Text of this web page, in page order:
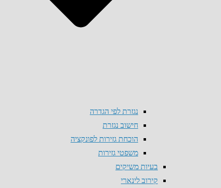
נגזרת לפי הגדרה
חישוב נגזרת
הוכחת גזירות לפונקציה
משפטי גזירות
בעיות משיקים
קירוב לינארי